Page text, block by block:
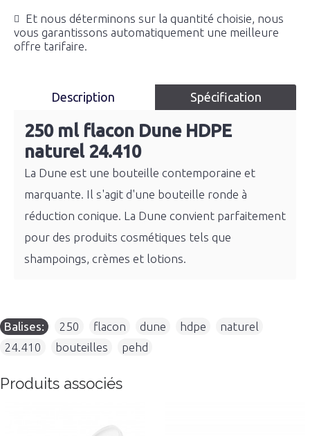
Et nous déterminons sur la quantité choisie, nous
vous garantissons automatiquement une meilleure
offre tarifaire.
Description Spécification
250 ml flacon Dune HDPE
naturel 24.410
La Dune est une bouteille contemporaine et
marquante. Il s'agit d'une bouteille ronde à
réduction conique. La Dune convient parfaitement
pour des produits cosmétiques tels que
shampoings, crèmes et lotions.
Balises: 250 flacon dune hdpe naturel
24.410
bouteilles pehd
Produits associés